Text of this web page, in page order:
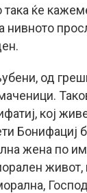
така ќе
нивното
од
кој
Бонифациј
жена по
живот,